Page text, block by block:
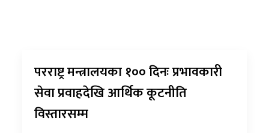
परराष्ट्र मन्त्रालयका १०० दिनः प्रभावकारी
सेवा प्रवाहदेखि आर्थिक कूटनीति
विस्तारसम्म